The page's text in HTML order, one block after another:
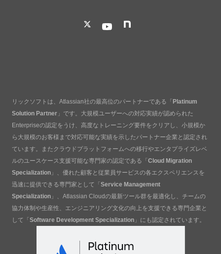
リックソフトは、Atlassian社の最高位のパートナーである「Platinum
Solution Partner 」です。大規模ユーザーへの対応実績が認められた
Enterpriseの認定をうけ、高度なトレーニング要件をクリアし、小規模か
ら大規模のお客様まで対応可能な実績を示したパートナー企業と認定され
ています。またクラウドプラットフォームへの移行やエンタプライズレベ
ルのユースケース支援可能な専門家の認定である「Cloud Migration
Specialization 」、優れた顧客と従業員サービスの各エクスペリエンスを
迅速に提供できる専門家として「Service Management
Specialization 」、Atlassian Cloudの最新ツール群を最適化し、チームの
協力体制や生産性、エンジニアリング文化の向上を支援できる専門企業と
して「Software Development Specialization 」にも認定されています。